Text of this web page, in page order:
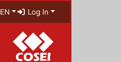
EN Log In